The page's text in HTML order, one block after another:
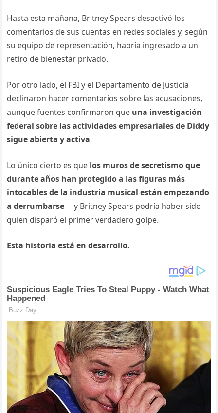
Hasta esta mañana, Britney Spears desactivó los
comentarios de sus cuentas en redes sociales y, según
su equipo de representación, habría ingresado a un
retiro de bienestar privado.
Por otro lado, el FBI y el Departamento de Justicia
declinaron hacer comentarios sobre las acusaciones,
aunque fuentes confirmaron que una investigación
federal sobre las actividades empresariales de Diddy
sigue abierta y activa.
Lo único cierto es que los muros de secretismo que
durante años han protegido a las figuras más
intocables de la industria musical están empezando
a derrumbarse—y Britney Spears podría haber sido
quien disparó el primer verdadero golpe.
Esta historia está en desarrollo.